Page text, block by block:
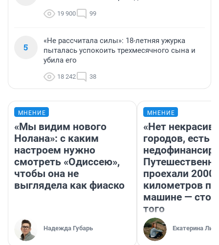
19 900 99
5
«Не рассчитала силы»: 18-летняя ужурка
пыталась успокоить трехмесячного сына и
убила его
18 242 38
МНЕНИЕ
«Мы видим нового
Нолана»: с каким
настроем нужно
смотреть «Одиссею»,
чтобы она не
выглядела как фиаско
Надежда Губарь
МНЕНИЕ
«Нет
городов, есть
проехали 2000
километров по
машине —
того
Екатерина